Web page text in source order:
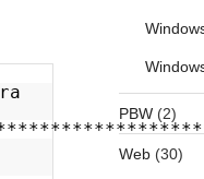
PBW(2)
Web(30)